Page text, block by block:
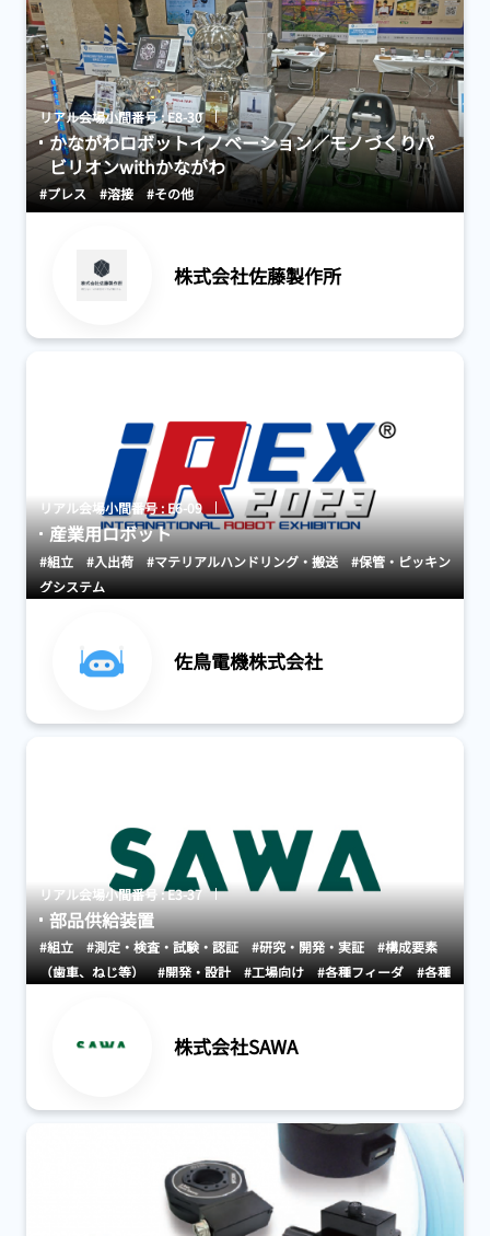
リアル会場小間番号 : E8-30
かながわロボットイノベーション／モノづくりパ
ビリオンwithかながわ
#プレス #溶接 #その他
株式会社佐藤製作所
リアル会場小間番号 : E6-09
産業用ロボット
#組立 #入出荷 #マテリアルハンドリング・搬送
#保管・ピッキン
グシステム
佐鳥電機株式会社
リアル会場小間番号 : E3-37
部品供給装置
#組立 #測定・検査・試験・認証 #研究・開発・実証
#構成要素
（歯車、ねじ等）
#開発・設計 #工場向け #各種フィーダ
#各種
株式会社SAWA